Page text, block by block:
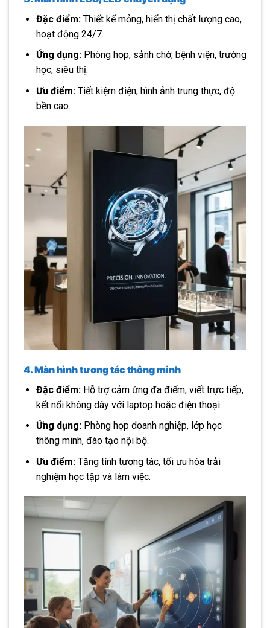
Đặc điểm:Thiết kế mỏng, hiển thị chất lượng cao,
hoạt động 24/7.
Ứng dụng:Phòng họp, sảnh chờ, bệnh viện, trường
học, siêu thị.
Ưu điểm:Tiết kiệm điện, hình ảnh trung thực, độ
bền cao.
4. Màn hình tương tác thông minh
Đặc điểm:Hỗ trợ cảm ứng đa điểm, viết trực tiếp,
kết nối không dây với laptop hoặc điện thoại.
Ứng dụng:Phòng họp doanh nghiệp, lớp học
thông minh, đào tạo nội bộ.
Ưu điểm:Tăng tính tương tác, tối ưu hóa trải
nghiệm học tập và làm việc.